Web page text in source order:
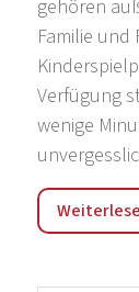
gehören
Familie
Verfügung
wenige
„Die Villa
Riviera,